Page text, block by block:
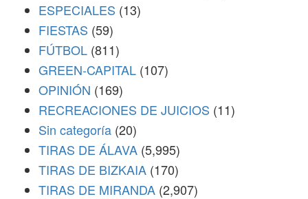
ESPECIALES (13)
FIESTAS (59)
FÚTBOL (811)
GREEN-CAPITAL (107)
OPINIÓN (169)
RECREACIONES DE JUICIOS (11)
Sin categoría (20)
TIRAS DE ÁLAVA (5,995)
TIRAS DE BIZKAIA (170)
TIRAS DE MIRANDA (2,907)